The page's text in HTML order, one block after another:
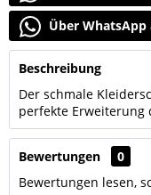
Über WhatsApp
Beschreibung
Der schmale
perfekte Erweiterung
Bewertungen
0
Bewertungen lesen,